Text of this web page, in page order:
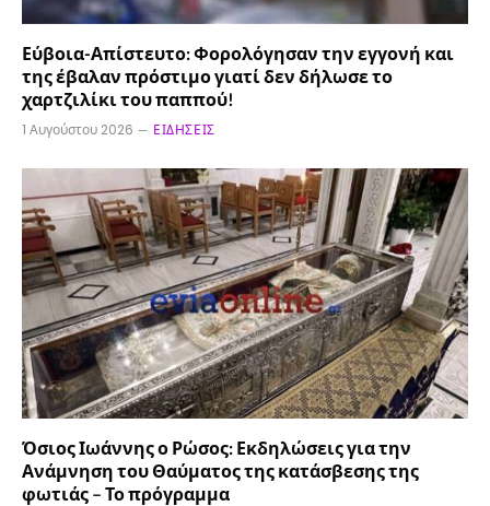
Εύβοια-Απίστευτο: Φορολόγησαν την εγγονή και
της έβαλαν πρόστιμο γιατί δεν δήλωσε το
χαρτζιλίκι του παππού!
1 Αυγούστου 2026 ΕΙΔΉΣΕΙΣ
Όσιος Ιωάννης ο Ρώσος: Εκδηλώσεις για την
Ανάμνηση του Θαύματος της κατάσβεσης της
φωτιάς – Το πρόγραμμα